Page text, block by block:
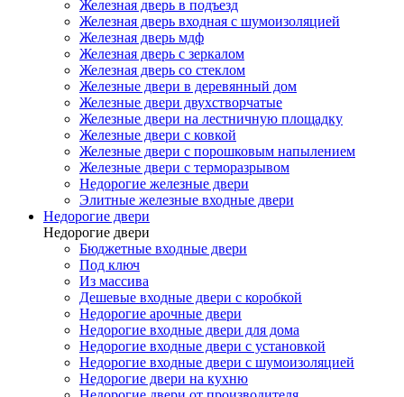
Железная дверь в подъезд
Железная дверь входная с шумоизоляцией
Железная дверь мдф
Железная дверь с зеркалом
Железная дверь со стеклом
Железные двери в деревянный дом
Железные двери двухстворчатые
Железные двери на лестничную площадку
Железные двери с ковкой
Железные двери с порошковым напылением
Железные двери с терморазрывом
Недорогие железные двери
Элитные железные входные двери
Недорогие двери
Недорогие двери
Бюджетные входные двери
Под ключ
Из массива
Дешевые входные двери с коробкой
Недорогие арочные двери
Недорогие входные двери для дома
Недорогие входные двери с установкой
Недорогие входные двери с шумоизоляцией
Недорогие двери на кухню